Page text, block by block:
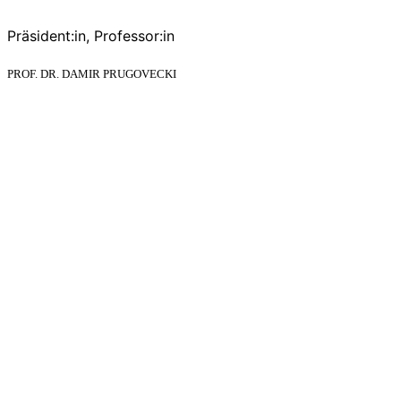
Präsident:in, Professor:in
PROF. DR. DAMIR PRUGOVECKI